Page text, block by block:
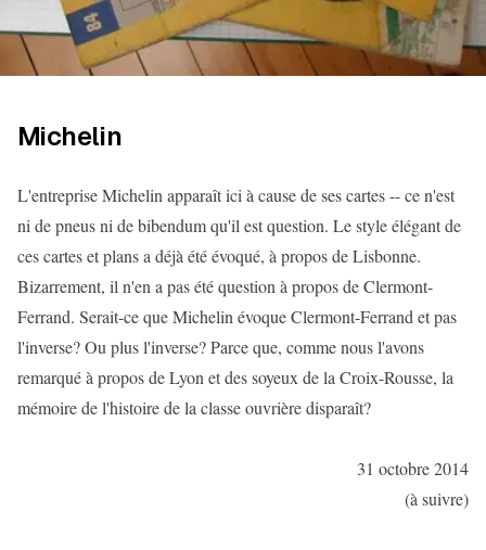
Michelin
L'entreprise Michelin apparaît ici à cause de ses cartes -- ce n'est
ni de pneus ni de bibendum qu'il est question. Le style élégant de
ces cartes et plans a déjà été évoqué, à propos de Lisbonne.
Bizarrement, il n'en a pas été question à propos de Clermont-
Ferrand. Serait-ce que Michelin évoque Clermont-Ferrand et pas
l'inverse? Ou plus l'inverse? Parce que, comme nous l'avons
remarqué à propos de Lyon et des soyeux de la Croix-Rousse, la
mémoire de l'histoire de la classe ouvrière disparaît?
31 octobre 2014
(à suivre)